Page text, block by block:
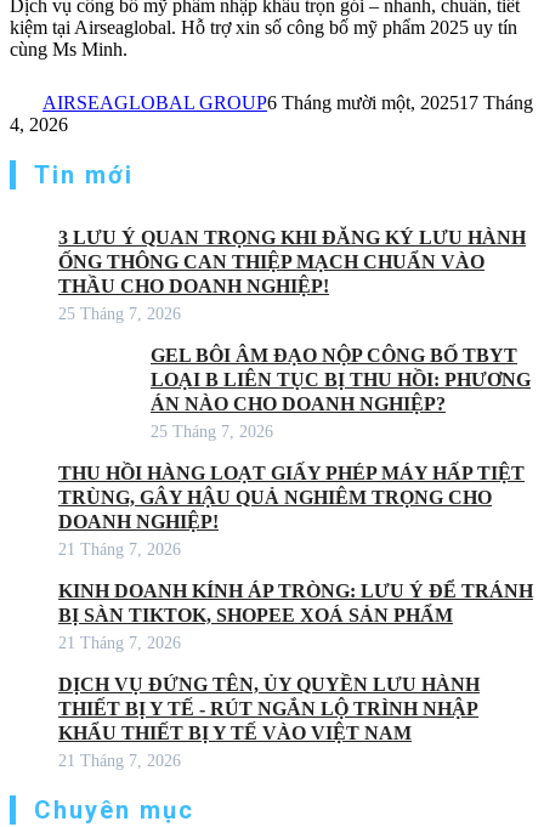
Dịch vụ công bố mỹ phẩm nhập khẩu trọn gói – nhanh, chuẩn, tiết
kiệm tại Airseaglobal. Hỗ trợ xin số công bố mỹ phẩm 2025 uy tín
cùng Ms Minh.
AIRSEAGLOBAL GROUP6 Tháng mười một, 202517 Tháng
4, 2026
Tin mới
3 LƯU Ý QUAN TRỌNG KHI ĐĂNG KÝ LƯU HÀNH
ỐNG THÔNG CAN THIỆP MẠCH CHUẨN VÀO
THẦU CHO DOANH NGHIỆP!
25 Tháng 7, 2026
GEL BÔI ÂM ĐẠO NỘP CÔNG BỐ TBYT
LOẠI B LIÊN TỤC BỊ THU HỒI: PHƯƠNG
ÁN NÀO CHO DOANH NGHIỆP?
25 Tháng 7, 2026
THU HỒI HÀNG LOẠT GIẤY PHÉP MÁY HẤP TIỆT
TRÙNG, GÂY HẬU QUẢ NGHIÊM TRỌNG CHO
DOANH NGHIỆP!
21 Tháng 7, 2026
KINH DOANH KÍNH ÁP TRÒNG: LƯU Ý ĐỂ TRÁNH
BỊ SÀN TIKTOK, SHOPEE XOÁ SẢN PHẨM
21 Tháng 7, 2026
DỊCH VỤ ĐỨNG TÊN, ỦY QUYỀN LƯU HÀNH
THIẾT BỊ Y TẾ - RÚT NGẮN LỘ TRÌNH NHẬP
KHẨU THIẾT BỊ Y TẾ VÀO VIỆT NAM
21 Tháng 7, 2026
Chuyên mục